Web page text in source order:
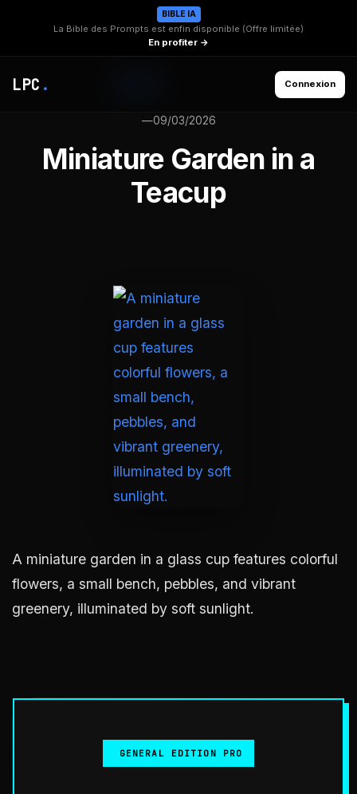
BIBLE IA
La Bible des Prompts est enfin disponible (Offre limitée)
En profiter →
LPC . Connexion
—09/03/2026
Miniature Garden in a
Teacup
A miniature garden in a glass cup features colorful
flowers, a small bench, pebbles, and vibrant
greenery, illuminated by soft sunlight.
GENERAL EDITION PRO